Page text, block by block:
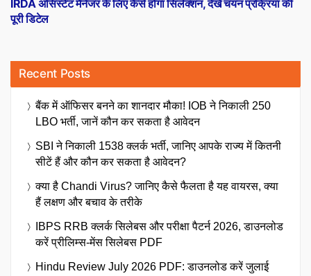
IRDA असिस्टेंट मैनेजर के लिए कैसे होगा सिलेक्शन, देखें चयन प्रक्रिया की
पूरी डिटेल
Recent Posts
बैंक में ऑफिसर बनने का शानदार मौका! IOB ने निकाली 250
LBO भर्ती, जानें कौन कर सकता है आवेदन
SBI ने निकाली 1538 क्लर्क भर्ती, जानिए आपके राज्य में कितनी
सीटें हैं और कौन कर सकता है आवेदन?
क्या है Chandi Virus? जानिए कैसे फैलता है यह वायरस, क्या
हैं लक्षण और बचाव के तरीके
IBPS RRB क्लर्क सिलेबस और परीक्षा पैटर्न 2026, डाउनलोड
करें प्रीलिम्स-मेंस सिलेबस PDF
Hindu Review July 2026 PDF: डाउनलोड करें जुलाई